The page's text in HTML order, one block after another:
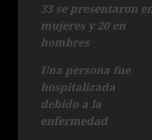
33 se presentaron
mujeres y 20 en
hombres
Una persona fue
hospitalizada
debido a la
enfermedad